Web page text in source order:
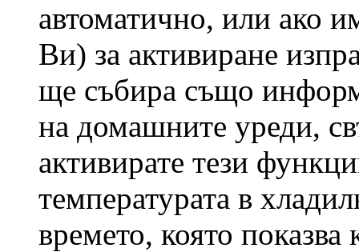
автоматично, или ако
Ви) за активиране
ще събира също
на домашните уреди,
активирате тези
температурата в
времето, която показва